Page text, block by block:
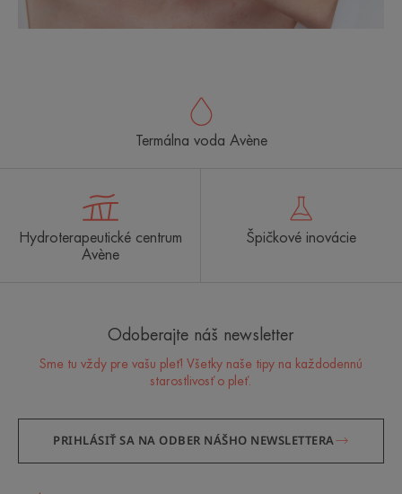
Termálna voda Avène
Hydroterapeutické centrum
Avène
Špičkové inovácie
Odoberajte náš newsletter
Sme tu vždy pre vašu pleť! Všetky naše tipy na každodennú
starostlivosť o pleť.
PRIHLÁSIŤ SA NA ODBER NÁŠHO NEWSLETTERA